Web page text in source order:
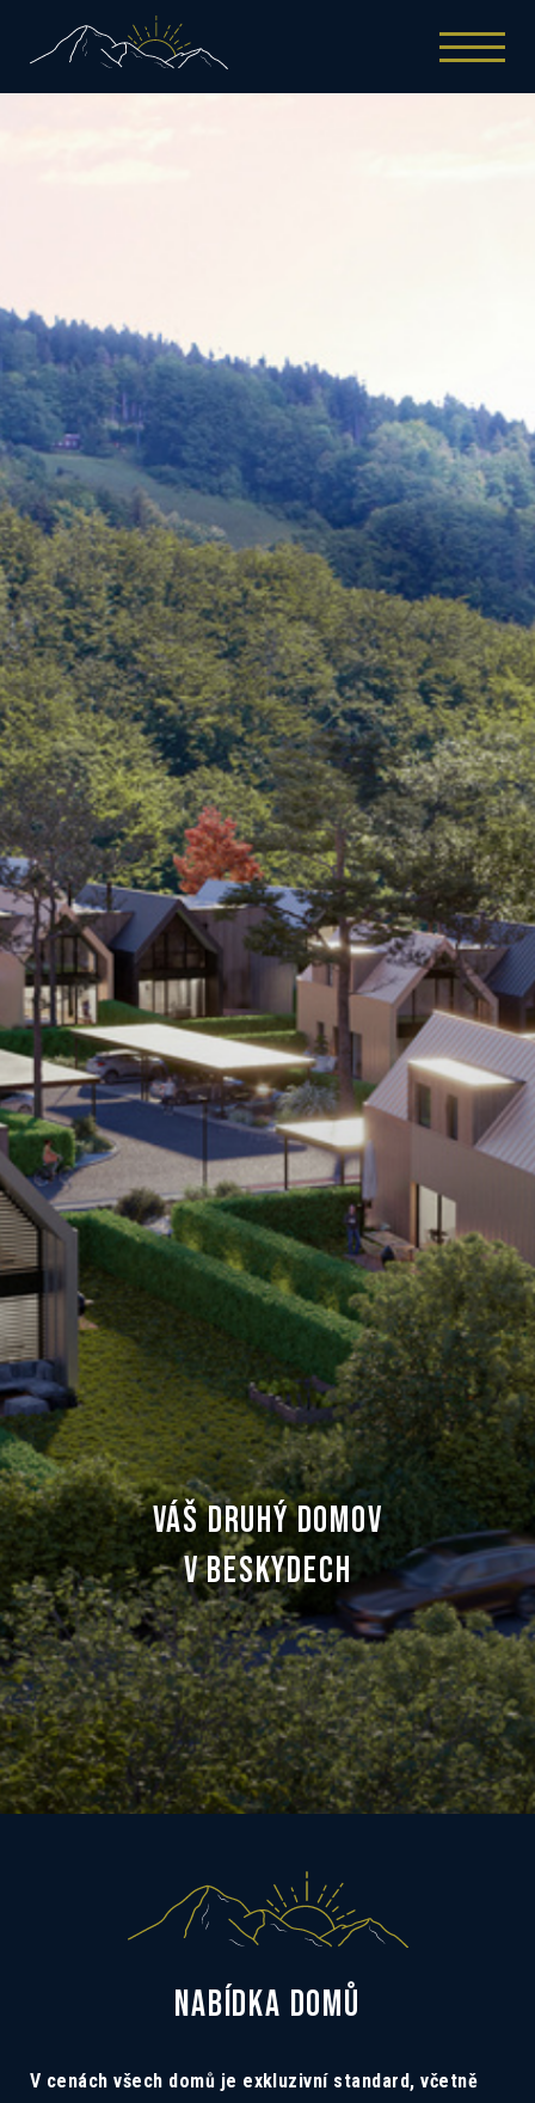
VÁŠ DRUHÝ DOMOV
V BESKYDECH
NABÍDKA DOMŮ
V cenách všech domů je exkluzivní standard, včetně